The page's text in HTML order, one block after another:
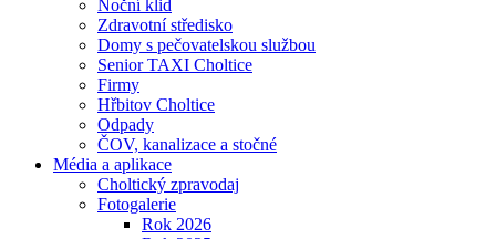
Noční klid
Zdravotní středisko
Domy s pečovatelskou službou
Senior TAXI Choltice
Firmy
Hřbitov Choltice
Odpady
ČOV, kanalizace a stočné
Média a aplikace
Choltický zpravodaj
Fotogalerie
Rok 2026